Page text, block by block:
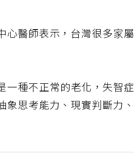
心醫師表示，台灣很多家屬
一種不正常的老化，失智症
思考能力、現實判斷力、